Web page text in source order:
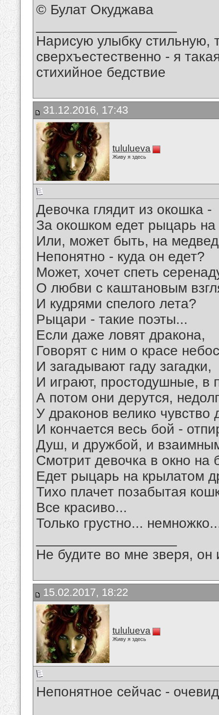
© Булат Окуджава
Нарисую улыбку стильную,
сверхъестественно - я
стихийное бедствие
31.12.2016, 17:43
tululueva
Живу я здесь
Девочка глядит из окошка -
За окошком едет рыцарь на
Или, может быть, на
Непонятно - куда он едет?
Может, хочет спеть
О любви с каштановым
И кудрями спелого лета?
Рыцари - такие поэты...
Если даже ловят дракона,
Говорят с ним о красе
И загадывают гаду загадки,
И играют, простодушные, в
А потом они дерутся,
У драконов велико чувство
И кончается весь бой -
Душ, и дружбой, и
Смотрит девочка в окно на
Едет рыцарь на крылатом
Тихо плачет позабытая
Все красиво...
Только грустно...
Не будите во мне зверя, он
15.02.2017, 18:22
tululueva
Живу я здесь
Непонятное сейчас -